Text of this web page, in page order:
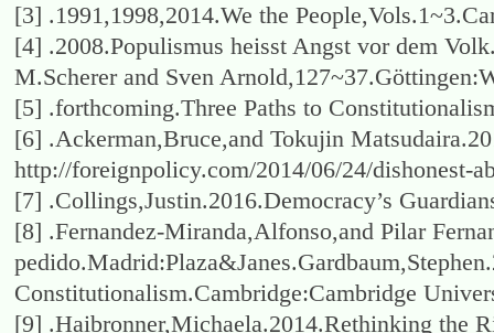
[3] .1991,1998,2014.We the
[4] .2008.Populismus heisst Angst vor dem
M.Scherer and Sven
[5] .forthcoming.Three Paths to
[6] .Ackerman,Bruce,and Tokujin
http://foreignpolicy.com/2014/06/24/dishonest-
[7] .Collings,Justin.2016.Democracy’s
[8] .Fernandez-Miranda,Alfonso,and Pilar
Constitutionalism.Cambridge:Cambridge
[9] .Haibronner,Michaela.2014.Rethinking the